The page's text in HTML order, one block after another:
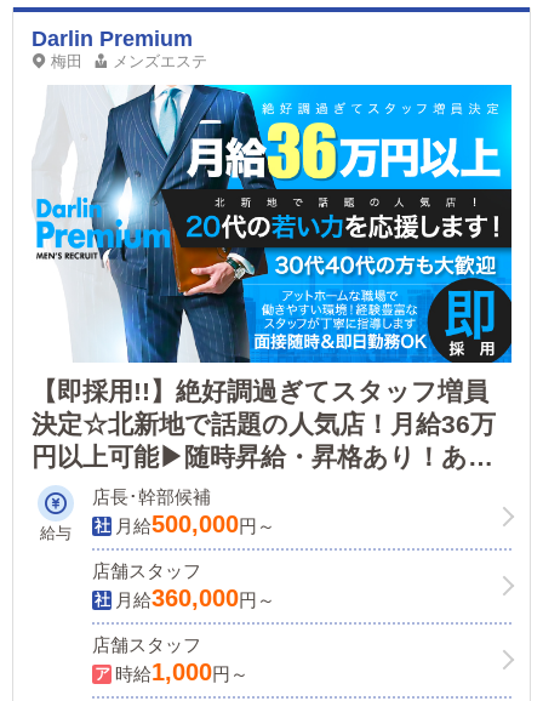
Darlin Premium
梅田 メンズエステ
【即採用!!】絶好調過ぎてスタッフ増員
決定☆北新地で話題の人気店！月給36万
円以上可能▶随時昇給・昇格あり！あら
ゆる業界の一流が集まるお店だから、未
経験でも成長を実感できる！
給与
店長･幹部候補
月給500,000円～
店舗スタッフ
月給360,000円～
店舗スタッフ
時給1,000円～